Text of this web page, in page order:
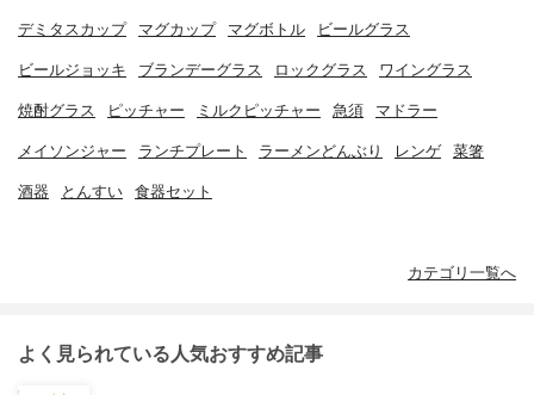
デミタスカップ マグカップ マグボトル ビールグラス
ビールジョッキ ブランデーグラス ロックグラス ワイングラス
焼酎グラス ピッチャー ミルクピッチャー 急須 マドラー
メイソンジャー ランチプレート ラーメンどんぶり レンゲ 菜箸
酒器 とんすい 食器セット
カテゴリ一覧へ
よく見られている人気おすすめ記事